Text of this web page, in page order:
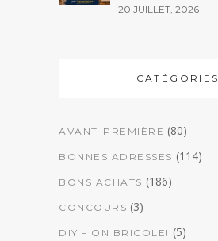
20 JUILLET, 2026
CATÉGORIES
AVANT-PREMIÈRE (80)
BONNES ADRESSES (114)
BONS ACHATS (186)
CONCOURS (3)
DIY – ON BRICOLE! (5)